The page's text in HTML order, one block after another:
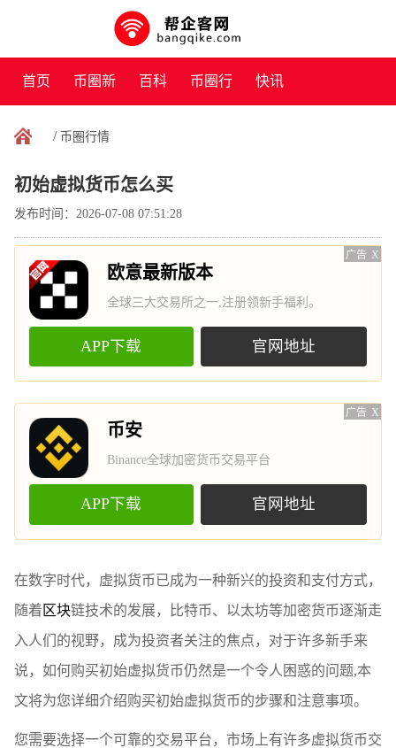
首页 币圈新
闻
百科 币圈行 快讯
/ 币圈行情
初始虚拟货币怎么买
发布时间：2026-07-08 07:51:28
广告 X
欧意最新版本
全球三大交易所之一,注册领新手福利。
APP下载 官网地址
广告 X
币安
Binance全球加密货币交易平台
APP下载 官网地址
在数字时代，虚拟货币已成为一种新兴的投资和支付方式，
随着 区块链技术的发展，比特币、以太坊等加密货币逐渐走
入人们的视野，成为投资者关注的焦点，对于许多新手来
说，如何购买初始虚拟货币仍然是一个令人困惑的问题,本
文将为您详细介绍购买初始虚拟货币的步骤和注意事项。
您需要选择一个可靠的交易平台，市场上有许多虚拟货币交